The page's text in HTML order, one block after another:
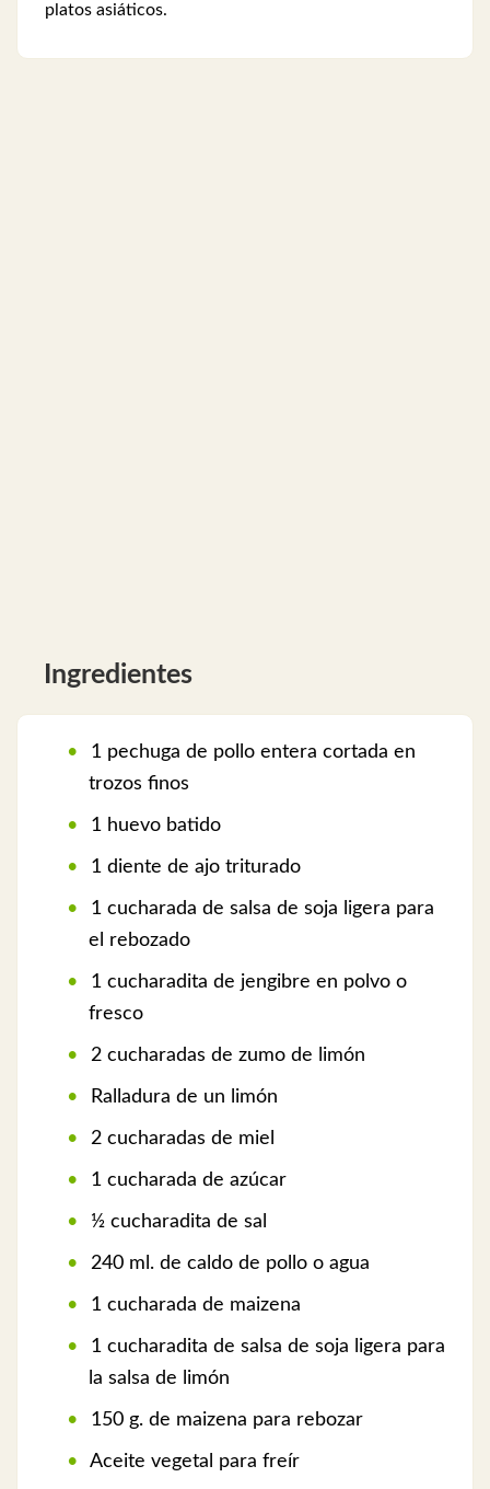
platos asiáticos.
Ingredientes
1 pechuga de pollo entera cortada en
trozos finos
1 huevo batido
1 diente de ajo triturado
1 cucharada de salsa de soja ligera para
el rebozado
1 cucharadita de jengibre en polvo o
fresco
2 cucharadas de zumo de limón
Ralladura de un limón
2 cucharadas de miel
1 cucharada de azúcar
½ cucharadita de sal
240 ml. de caldo de pollo o agua
1 cucharada de maizena
1 cucharadita de salsa de soja ligera para
la salsa de limón
150 g. de maizena para rebozar
Aceite vegetal para freír